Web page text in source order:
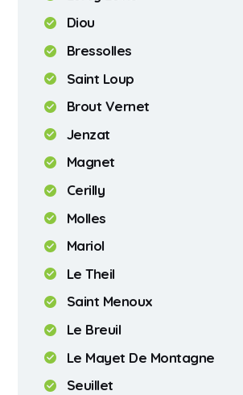
Diou
Bressolles
Saint Loup
Brout Vernet
Jenzat
Magnet
Cerilly
Molles
Mariol
Le Theil
Saint Menoux
Le Breuil
Le Mayet De Montagne
Seuillet